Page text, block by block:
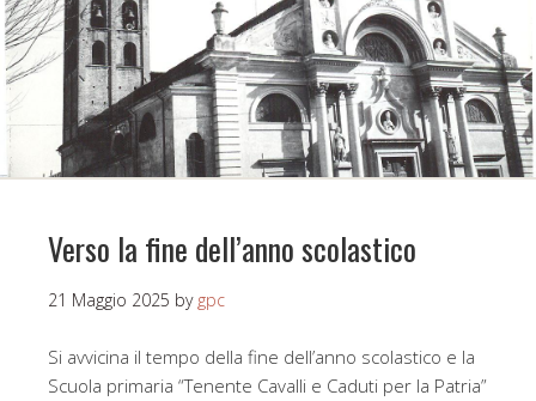
Verso la fine dell’anno scolastico
21 Maggio 2025 by gpc
Si avvicina il tempo della fine dell’anno scolastico e la
Scuola primaria “Tenente Cavalli e Caduti per la Patria”